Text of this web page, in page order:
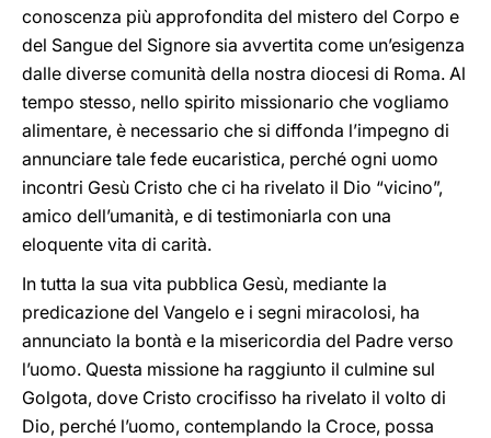
conoscenza più approfondita del mistero del Corpo e
del Sangue del Signore sia avvertita come un’esigenza
dalle diverse comunità della nostra diocesi di Roma. Al
tempo stesso, nello spirito missionario che vogliamo
alimentare, è necessario che si diffonda l’impegno di
annunciare tale fede eucaristica, perché ogni uomo
incontri Gesù Cristo che ci ha rivelato il Dio “vicino”,
amico dell’umanità, e di testimoniarla con una
eloquente vita di carità.
In tutta la sua vita pubblica Gesù, mediante la
predicazione del Vangelo e i segni miracolosi, ha
annunciato la bontà e la misericordia del Padre verso
l’uomo. Questa missione ha raggiunto il culmine sul
Golgota, dove Cristo crocifisso ha rivelato il volto di
Dio, perché l’uomo, contemplando la Croce, possa